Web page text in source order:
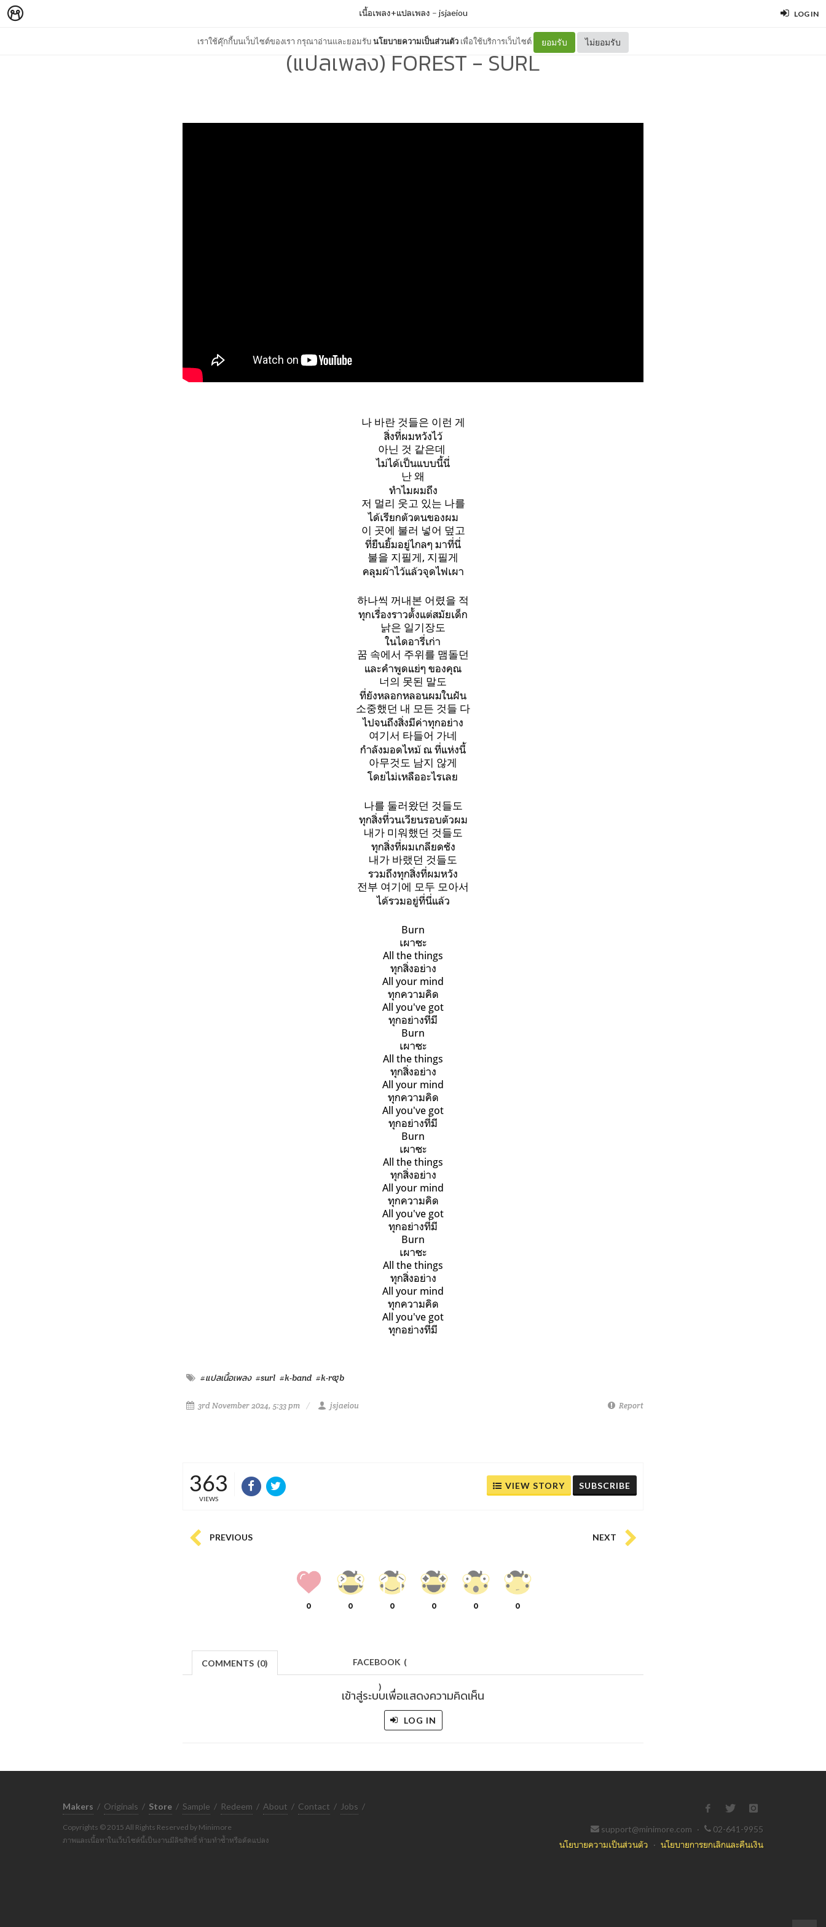
LOG IN
เราใช้คุ๊กกี้บนเว็บไซต์ของเรา กรุณาอ่านและยอมรับนโยบายความเป็นส่วนตัว เพื่อใช้บริการเว็บไซต์ ยอมรับ ไม่ยอมรับ
เนื้อเพลง+แปลเพลง – jsjaeiou
(แปลเพลง) FOREST - SURL
나 바란 것들은 이런 게
สิ่งที่ผมหวังไว้
아닌 것 같은데
ไม่ได้เป็นแบบนี้นี่
난 왜
ทำไมผมถึง
저 멀리 웃고 있는 나를
ได้เรียกตัวตนของผม
이 곳에 불러 넣어 덮고
ที่ยืนยิ้มอยู่ไกลๆ มาที่นี่
불을 지필게, 지필게
คลุมผ้าไว้แล้วจุดไฟเผา
하나씩 꺼내본 어렸을 적
ทุกเรื่องราวตั้งแต่สมัยเด็ก
낡은 일기장도
ในไดอารี่เก่า
꿈 속에서 주위를 맴돌던
และคำพูดแย่ๆ ของคุณ
너의 못된 말도
ที่ยังหลอกหลอนผมในฝัน
소중했던 내 모든 것들 다
ไปจนถึงสิ่งมีค่าทุกอย่าง
여기서 타들어 가네
กำลังมอดไหม้ ณ ที่แห่งนี้
아무것도 남지 않게
โดยไม่เหลืออะไรเลย
나를 둘러왔던 것들도
ทุกสิ่งที่วนเวียนรอบตัวผม
내가 미워했던 것들도
ทุกสิ่งที่ผมเกลียดชัง
내가 바랬던 것들도
รวมถึงทุกสิ่งที่ผมหวัง
전부 여기에 모두 모아서
ได้รวมอยู่ที่นี่แล้ว
Burn
เผาซะ
All the things
ทุกสิ่งอย่าง
All your mind
ทุกความคิด
All you've got
ทุกอย่างที่มี
Burn
เผาซะ
All the things
ทุกสิ่งอย่าง
All your mind
ทุกความคิด
All you've got
ทุกอย่างที่มี
Burn
เผาซะ
All the things
ทุกสิ่งอย่าง
All your mind
ทุกความคิด
All you've got
ทุกอย่างที่มี
Burn
เผาซะ
All the things
ทุกสิ่งอย่าง
All your mind
ทุกความคิด
All you've got
ทุกอย่างที่มี
#แปลเนื้อเพลง #surl #k-band #k-r&b
3rd November 2024, 5:33 pm jsjaeiou Report
363
VIEWS
VIEW STORY SUBSCRIBE
PREVIOUS NEXT
0 0 0 0 0 0
COMMENTS (0) FACEBOOK (
)
เข้าสู่ระบบเพื่อแสดงความคิดเห็น
LOG IN
Makers / Originals / Store / Sample / Redeem / About / Contact / Jobs /
Copyrights © 2015 All Rights Reserved by Minimore
ภาพและเนื้อหาในเว็บไซต์นี้เป็นงานมีลิขสิทธิ์ ห้ามทำซ้ำหรือดัดแปลง
support@minimore.com ·
02-641-9955
นโยบายความเป็นส่วนตัว · นโยบายการยกเลิกและคืนเงิน